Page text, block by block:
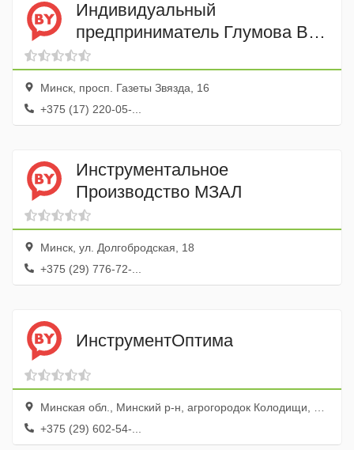
Индивидуальный
предприниматель Глумова В.
В.
Минск, просп. Газеты Звязда, 16
+375 (17) 220-05-...
Инструментальное
Производство МЗАЛ
Минск, ул. Долгобродская, 18
+375 (29) 776-72-...
ИнструментОптима
Минская обл., Минский р-н, агрогородок Колодищи, ул. Культурная, 7
+375 (29) 602-54-...